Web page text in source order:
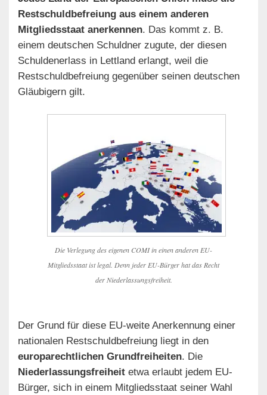
Restschuldbefreiung aus einem anderen
Mitgliedsstaat anerkennen. Das kommt z. B.
einem deutschen Schuldner zugute, der diesen
Schuldenerlass in Lettland erlangt, weil die
Restschuldbefreiung gegenüber seinen deutschen
Gläubigern gilt.
Die Verlegung des eigenen COMI in einen anderen EU-
Mitgliedsstaat ist legal. Denn jeder EU-Bürger hat das Recht
der Niederlassungsfreiheit.
Der Grund für diese EU-weite Anerkennung einer
nationalen Restschuldbefreiung liegt in den
europarechtlichen Grundfreiheiten. Die
Niederlassungsfreiheit etwa erlaubt jedem EU-
Bürger, sich in einem Mitgliedsstaat seiner Wahl